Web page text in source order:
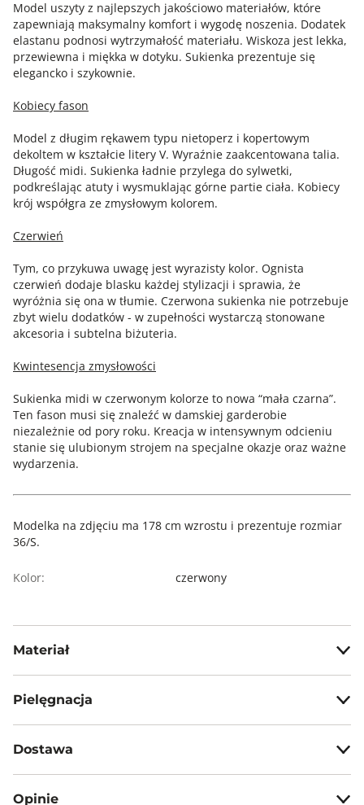
Model uszyty z najlepszych jakościowo materiałów, które
zapewniają maksymalny komfort i wygodę noszenia. Dodatek
elastanu podnosi wytrzymałość materiału. Wiskoza jest lekka,
przewiewna i miękka w dotyku. Sukienka prezentuje się
elegancko i szykownie.
Kobiecy fason
Model z długim rękawem typu nietoperz i kopertowym
dekoltem w kształcie litery V. Wyraźnie zaakcentowana talia.
Długość midi. Sukienka ładnie przylega do sylwetki,
podkreślając atuty i wysmuklając górne partie ciała. Kobiecy
krój współgra ze zmysłowym kolorem.
Czerwień
Tym, co przykuwa uwagę jest wyrazisty kolor. Ognista
czerwień dodaje blasku każdej stylizacji i sprawia, że
wyróżnia się ona w tłumie. Czerwona sukienka nie potrzebuje
zbyt wielu dodatków - w zupełności wystarczą stonowane
akcesoria i subtelna biżuteria.
Kwintesencja zmysłowości
Sukienka midi w czerwonym kolorze to nowa “mała czarna”.
Ten fason musi się znaleźć w damskiej garderobie
niezależnie od pory roku. Kreacja w intensywnym odcieniu
stanie się ulubionym strojem na specjalne okazje oraz ważne
wydarzenia.
Modelka na zdjęciu ma 178 cm wzrostu i prezentuje rozmiar
36/S.
Kolor: czerwony
Materiał
Pielęgnacja
Nie czyścić chemicznie
Dostawa
Opinie